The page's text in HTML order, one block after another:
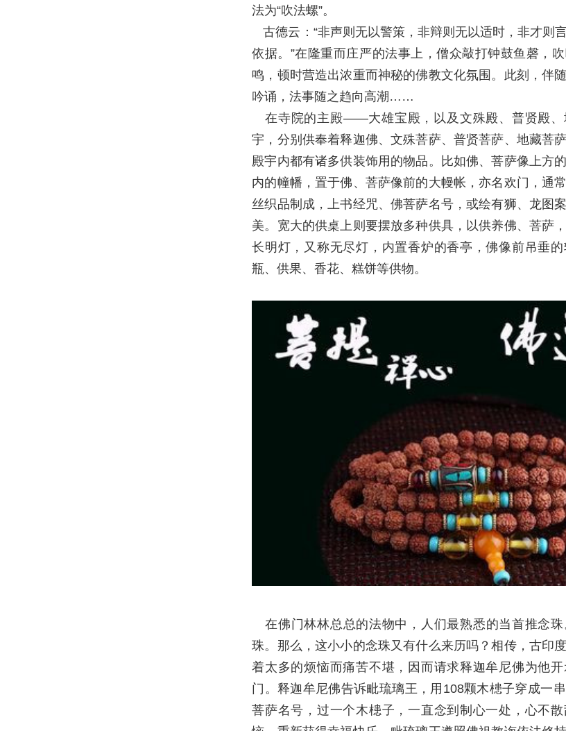
法为“吹法螺”。
古德云：“非声则无以警策，非辩则无以适时，非才则
依据。”在隆重而庄严的法事上，僧众敲打钟鼓鱼磬，
鸣，顿时营造出浓重而神秘的佛教文化氛围。此刻，伴
吟诵，法事随之趋向高潮……
在寺院的主殿——大雄宝殿，以及文殊殿、普贤殿、
宇，分别供奉着释迦佛、文殊菩萨、普贤菩萨、地藏菩
殿宇内都有诸多供装饰用的物品。比如佛、菩萨像上方
内的幢幡，置于佛、菩萨像前的大幔帐，亦名欢门，通
丝织品制成，上书经咒、佛菩萨名号，或绘有狮、龙图
美。宽大的供桌上则要摆放多种供具，以供养佛、菩萨
长明灯，又称无尽灯，内置香炉的香亭，佛像前吊垂
瓶、供果、香花、糕饼等供物。
在佛门林林总总的法物中，人们最熟悉的当首推念
珠。那么，这小小的念珠又有什么来历吗？相传，古印
着太多的烦恼而痛苦不堪，因而请求释迦牟尼佛为他
门。释迦牟尼佛告诉毗琉璃王，用108颗木槵子穿成一
菩萨名号，过一个木槵子，一直念到制心一处，心不